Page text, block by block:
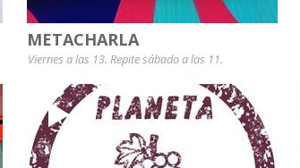
METACHARLA
Viernes a las 13. Repite sábado a las 11.